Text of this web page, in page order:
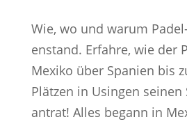
Wie, wo und warum
enstand. Erfahre, wie der
Mexiko über Spanien bis
Plätzen in Usingen seinen
antrat! Alles begann in